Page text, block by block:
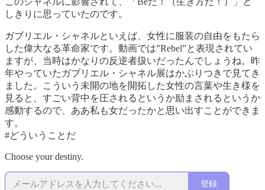
しきりに思っていたのです。
ガブリエル・シャネルといえば、女性に服装の自由をもたら
した偉大なる革命家です。動画では”Rebel”と表現されてい
ますが、当時はかなりの反逆者扱いだったんでしょうね。昨
年やっていたガブリエル・シャネル展はかぶりつきで見てき
ました。こういう未開の地を開拓した女性の言葉や生き様を
見ると、すごい背中を圧されるというか励まされるというか
感動するので、ああ私も女だったかと思い出すことができま
す。
#どういうことだ
Choose your destiny.
登録